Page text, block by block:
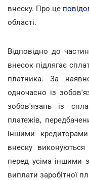
внеску. Про це
області.
Відповідно до
внесок підлягає
платника. За
одночасно із
зобов'язань із
платежів,
іншими
внеску
перед усіма іншими
виплати заробітної